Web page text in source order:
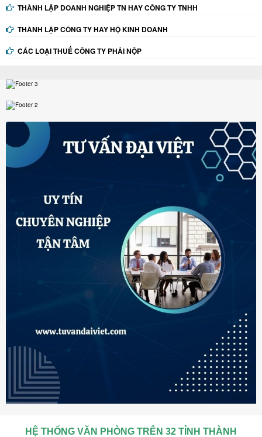
THÀNH LẬP DOANH NGHIỆP TN HAY CÔNG TY TNHH
THÀNH LẬP CÔNG TY HAY HỘ KINH DOANH
CÁC LOẠI THUẾ CÔNG TY PHẢI NỘP
HỆ THỐNG VĂN PHÒNG TRÊN 32 TỈNH THÀNH